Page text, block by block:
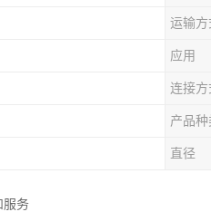
运输方
应用
连接方
产品种
直径
务